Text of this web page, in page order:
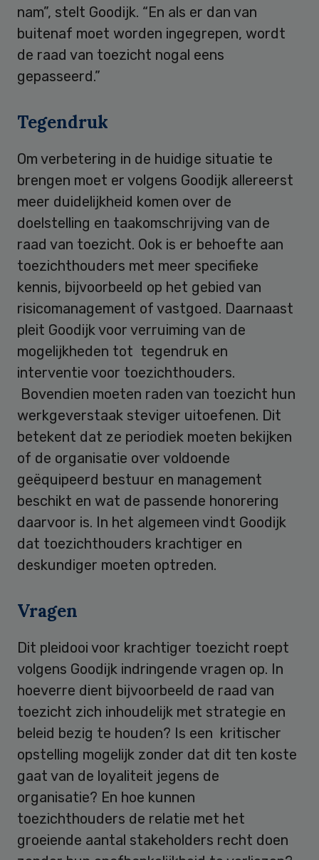
nam”, stelt Goodijk. “En als er dan van
buitenaf moet worden ingegrepen, wordt
de raad van toezicht nogal eens
gepasseerd.”
Tegendruk
Om verbetering in de huidige situatie te
brengen moet er volgens Goodijk allereerst
meer duidelijkheid komen over de
doelstelling en taakomschrijving van de
raad van toezicht. Ook is er behoefte aan
toezichthouders met meer specifieke
kennis, bijvoorbeeld op het gebied van
risicomanagement of vastgoed. Daarnaast
pleit Goodijk voor verruiming van de
mogelijkheden tot tegendruk en
interventie voor toezichthouders.
Bovendien moeten raden van toezicht hun
werkgeverstaak steviger uitoefenen. Dit
betekent dat ze periodiek moeten bekijken
of de organisatie over voldoende
geëquipeerd bestuur en management
beschikt en wat de passende honorering
daarvoor is. In het algemeen vindt Goodijk
dat toezichthouders krachtiger en
deskundiger moeten optreden.
Vragen
Dit pleidooi voor krachtiger toezicht roept
volgens Goodijk indringende vragen op. In
hoeverre dient bijvoorbeeld de raad van
toezicht zich inhoudelijk met strategie en
beleid bezig te houden? Is een kritischer
opstelling mogelijk zonder dat dit ten koste
gaat van de loyaliteit jegens de
organisatie? En hoe kunnen
toezichthouders de relatie met het
groeiende aantal stakeholders recht doen